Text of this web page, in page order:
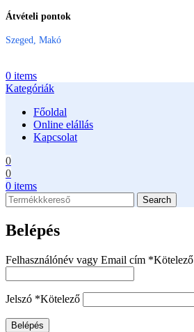
Átvételi pontok
Szeged, Makó
0 items
Kategóriák
Főoldal
Online elállás
Kapcsolat
0
0
0 items
Search
Belépés
Felhasználónév vagy Email cím *Kötelező
Jelszó *Kötelező
Belépés